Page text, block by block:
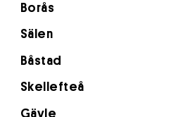
Borås
Sälen
Båstad
Skellefteå
Gävle